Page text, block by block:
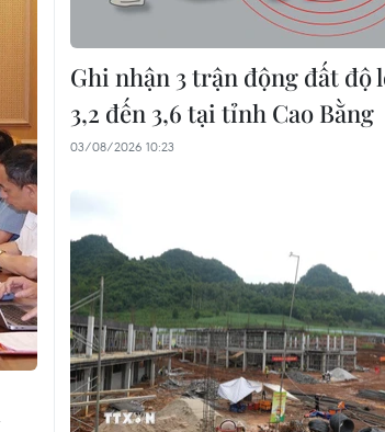
Ghi nhận 3 trận động đất độ
3,2 đến 3,6 tại tỉnh Cao Bằng
03/08/2026 10:23